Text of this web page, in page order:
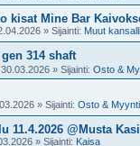
kisat Mine Bar
» Sijainti: Muut
314 shaft
» Sijainti: Osto &
» Sijainti: Osto & Myynti
11.4.2026 @Musta
» Sijainti: Kaisa